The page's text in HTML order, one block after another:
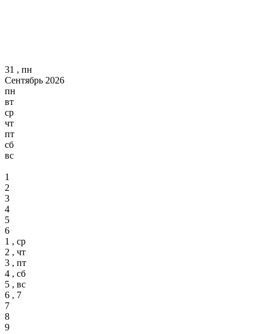
31 , пн
Сентябрь 2026
пн
вт
ср
чт
пт
сб
вс
1
2
3
4
5
6
1 , ср
2 , чт
3 , пт
4 , сб
5 , вс
6 , 7
7
8
9